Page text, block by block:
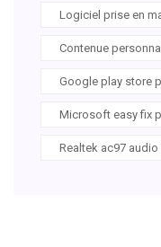
Logiciel prise en
Contenue
Google play store
Microsoft easy fix
Realtek ac97